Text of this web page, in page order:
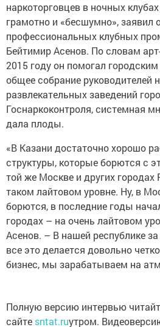
наркоторговцев в ночных
грамотно и «бесшумно», заявил
профессиональных клубных
Бейтимир Асенов. По словам
2015 году он помогал
общее собрание руководителей
развлекательных заведений
Госнаркоконтроля, системная
дала плоды.
«В Казани достаточно хорошо
структуры, которые борются с
той же Москве и других городах
таком лайтовом уровне. Ну, в
борются, в последние годы
городах – на очень лайтовом
Асенов. – В нашей республике
все это делается довольно
бизнес, мы зарабатываем на
Полную версию интервью
сайте sntat.ruутром.